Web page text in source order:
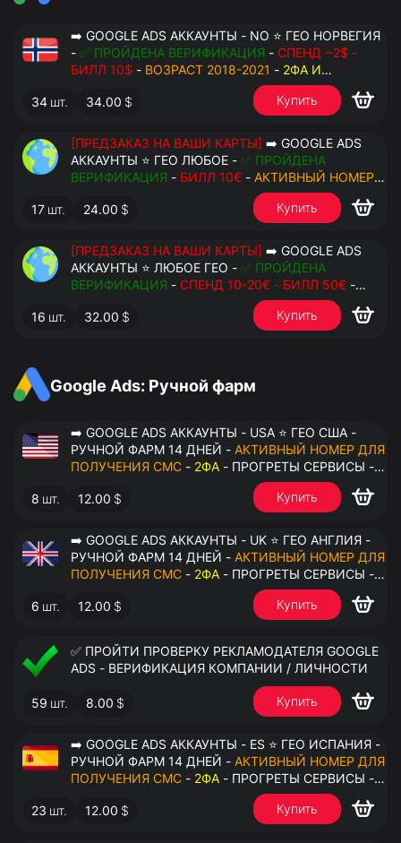
➡️ GOOGLE ADS АККАУНТЫ - NO ⭐ ГЕО НОРВЕГИЯ
- ✅ ПРОЙДЕНА ВЕРИФИКАЦИЯ - СПЕНД ~2$ -
БИЛЛ 10$ - ВОЗРАСТ 2018-2021 - 2ФА И
- РУЧНОЙ ФАРМ - РЕЗЕРВНАЯ
ПОЧТА С ДОСТУПОМ - ПЕРЕДАЧА В OCTO
34 шт. 34.00 $ Купить
[ПРЕДЗАКАЗ НА ВАШИ КАРТЫ] ➡️ GOOGLE ADS
АККАУНТЫ ⭐ ГЕО ЛЮБОЕ - ✅ ПРОЙДЕНА
ВЕРИФИКАЦИЯ - БИЛЛ 10€ - АКТИВНЫЙ НОМЕР
2ФА И РЕЗЕРВНЫЕ КОДЫ
- РУЧНОЙ ФАРМ - РЕЗЕРВНАЯ ПОЧТА С
ДОСТУПОМ - ПЕРЕДАЧА В АНТИДЕТЕКТ
17 шт. 24.00 $ Купить
[ПРЕДЗАКАЗ НА ВАШИ КАРТЫ] ➡️ GOOGLE ADS
АККАУНТЫ ⭐ ЛЮБОЕ ГЕО - ✅ ПРОЙДЕНА
ВЕРИФИКАЦИЯ - СПЕНД 10-20€ - БИЛЛ 50€ -
АКТИВНЫЙ НОМЕР ДЛЯ ПОВТОРНЫХ СМС-
И РЕЗЕРВНЫЕ КОДЫ
- РУЧНОЙ ФАРМ -
РЕЗЕРВНАЯ ПОЧТА С ДОСТУПОМ - ПЕРЕДАЧА В
16 шт. 32.00 $ Купить
Google Ads: Ручной фарм
➡️ GOOGLE ADS АККАУНТЫ - USA ⭐ ГЕО США -
РУЧНОЙ ФАРМ 14 ДНЕЙ - АКТИВНЫЙ НОМЕР ДЛЯ
ПОЛУЧЕНИЯ СМС - 2ФА - ПРОГРЕТЫ СЕРВИСЫ -
8 шт. 12.00 $ Купить
➡️ GOOGLE ADS АККАУНТЫ - UK ⭐ ГЕО АНГЛИЯ -
РУЧНОЙ ФАРМ 14 ДНЕЙ - АКТИВНЫЙ НОМЕР ДЛЯ
ПОЛУЧЕНИЯ СМС - 2ФА - ПРОГРЕТЫ СЕРВИСЫ -
6 шт. 12.00 $ Купить
✅ ПРОЙТИ ПРОВЕРКУ РЕКЛАМОДАТЕЛЯ GOOGLE
ADS - ВЕРИФИКАЦИЯ КОМПАНИИ / ЛИЧНОСТИ
59 шт. 8.00 $ Купить
➡️ GOOGLE ADS АККАУНТЫ - ES ⭐ ГЕО ИСПАНИЯ -
РУЧНОЙ ФАРМ 14 ДНЕЙ - АКТИВНЫЙ НОМЕР ДЛЯ
ПОЛУЧЕНИЯ СМС - 2ФА - ПРОГРЕТЫ СЕРВИСЫ -
23 шт. 12.00 $ Купить